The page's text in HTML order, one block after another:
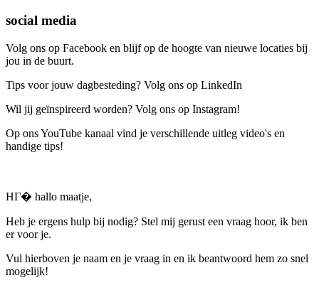
social media
Volg ons op Facebook en blijf op de hoogte van nieuwe locaties bij
jou in de buurt.
Tips voor jouw dagbesteding? Volg ons op LinkedIn
Wil jij geïnspireerd worden? Volg ons op Instagram!
Op ons YouTube kanaal vind je verschillende uitleg video's en
handige tips!
HГ� hallo maatje,
Heb je ergens hulp bij nodig? Stel mij gerust een vraag hoor, ik ben
er voor je.
Vul hierboven je naam en je vraag in en ik beantwoord hem zo snel
mogelijk!